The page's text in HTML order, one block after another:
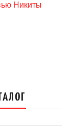
Никиты